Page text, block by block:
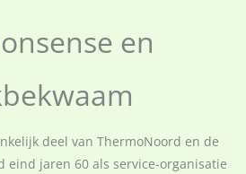
en
deel van ThermoNoord en de
eind jaren 60 als service-organisatie